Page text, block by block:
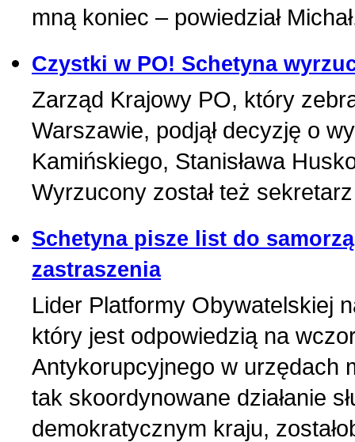
mną koniec – powiedział
Czystki w PO! Schetyna
Zarząd Krajowy PO, który
Warszawie, podjął decyzję o
Kamińskiego, Stanisława
Wyrzucony został też
Schetyna pisze list do
zastraszenia
Lider Platformy Obywatelskiej
który jest odpowiedzią na
Antykorupcyjnego w urzędach
tak skoordynowane działanie
demokratycznym kraju,